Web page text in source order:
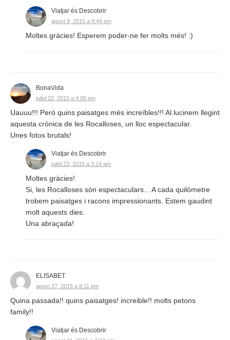
Viatjar és Descobrir
agost 9, 2015 a 9:44 pm
Moltes gràcies! Esperem poder-ne fer molts més! :)
BonaVida
juliol 22, 2015 a 4:00 pm
Uauuu!!! Però quins paisatges més increïbles!!! Al.lucinem llegint
aquesta crònica de les Rocalloses, un lloc espectacular.
Unes fotos brutals!
Viatjar és Descobrir
juliol 23, 2015 a 3:14 am
Moltes gràcies!
Si, les Rocalloses són espectaculars... A cada quilòmetre
trobem paisatges i racons impressionants. Estem gaudint
molt aquests dies.
Una abraçada!
ELISABET
agost 27, 2015 a 8:11 pm
Quina passada!! quins paisatges! increible!! molts petons
family!!
Viatjar és Descobrir